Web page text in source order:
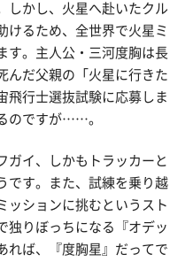
しかし、火星へ赴いたクル
けるため、全世界で火星ミ
す。主人公・三河度胸は長
んだ父親の「火星に行きた
飛行士選抜試験に応募しま
のですが……。
ガイ、しかもトラッカーと
です。また、試練を乗り越
ッションに挑むというスト
独りぼっちになる『オデッ
れば、『度胸星』だってで